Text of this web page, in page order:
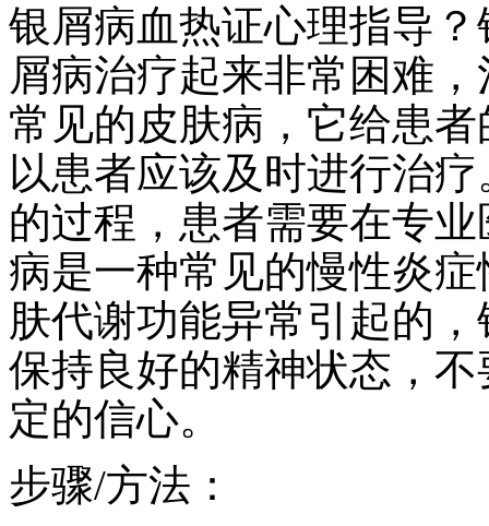
银屑病血热证心理指导
屑病治疗起来非常困难
常见的皮肤病，它给患
以患者应该及时进行治
的过程，患者需要在专
病是一种常见的慢性炎
肤代谢功能异常引起的
保持良好的精神状态，
定的信心。
步骤/方法：